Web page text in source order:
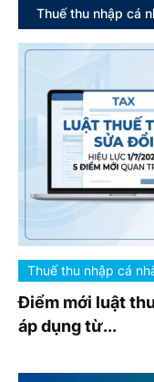
Thuế thu nhập cá
Thuế thu nhập cá
Điểm mới luật
áp dụng từ...